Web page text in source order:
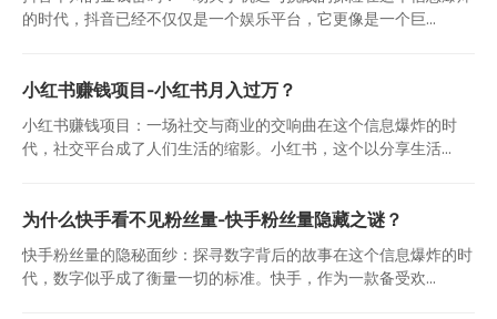
的时代，抖音已经不仅仅是一个娱乐平台，它更像是一个巨...
小红书赚钱项目-小红书月入过万？
小红书赚钱项目：一场社交与商业的交响曲在这个信息爆炸的时
代，社交平台成了人们生活的缩影。小红书，这个以分享生活...
为什么快手看不见粉丝量-快手粉丝量隐藏之谜？
快手粉丝量的隐秘面纱：探寻数字背后的故事在这个信息爆炸的时
代，数字似乎成了衡量一切的标准。快手，作为一款备受欢...